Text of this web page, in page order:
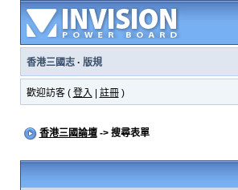
香港三國志· 版規
歡迎訪客 ( 登入 註冊)
香港三國論壇-> 搜尋表單